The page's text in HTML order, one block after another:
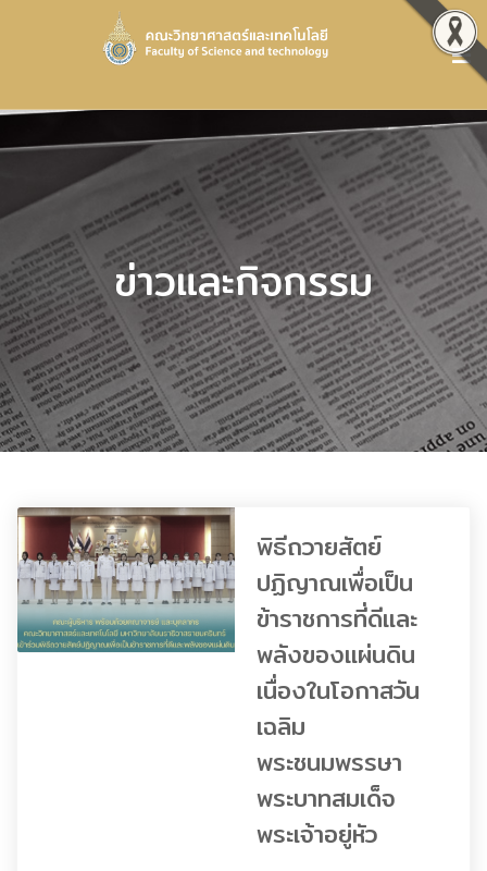
ข่าวและกิจกรรม
พิธีถวายสัตย์
ปฏิญาณเพื่อเป็น
ข้าราชการที่ดีและ
พลังของแผ่นดิน
เนื่องในโอกาสวัน
เฉลิม
พระชนมพรรษา
พระบาทสมเด็จ
พระเจ้าอยู่หัว